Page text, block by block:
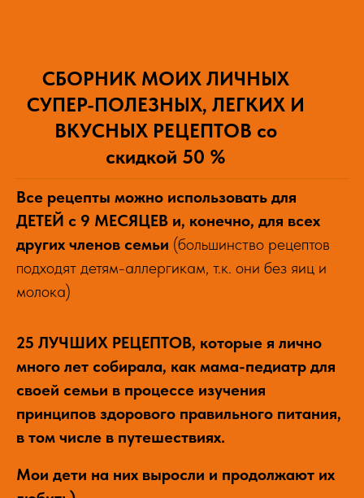
СБОРНИК МОИХ ЛИЧНЫХ
СУПЕР-ПОЛЕЗНЫХ, ЛЕГКИХ И
ВКУСНЫХ РЕЦЕПТОВ со
скидкой 50 %
Все рецепты можно использовать для
ДЕТЕЙ с 9 МЕСЯЦЕВ и, конечно, для всех
других членов семьи (большинство рецептов
подходят детям-аллергикам, т.к. они без яиц и
молока)
25 ЛУЧШИХ РЕЦЕПТОВ, которые я лично
много лет собирала, как мама-педиатр для
своей семьи в процессе изучения
принципов здорового правильного питания,
в том числе в путешествиях.
Мои дети на них выросли и продолжают их